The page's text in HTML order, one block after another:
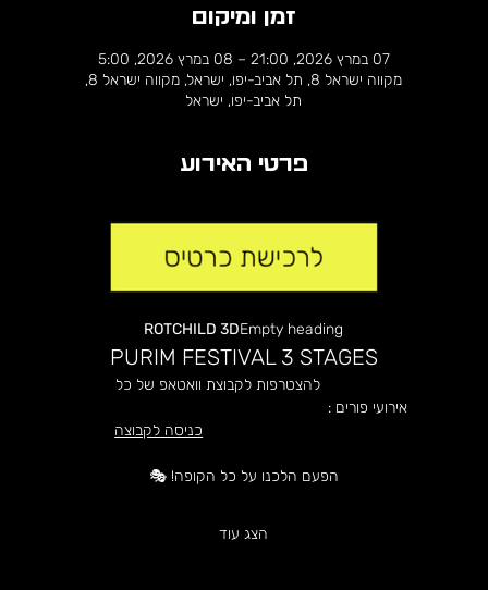
זמן ומיקום
07 במרץ 2026, 21:00 – 08 במרץ 2026, 5:00
מקווה ישראל 8, תל אביב-יפו, ישראל, מקווה ישראל 8,
תל אביב-יפו, ישראל
פרטי האירוע
ROTCHILD 3DEmpty heading
PURIM FESTIVAL 3 STAGES
להצטרפות לקבוצת וואטאפ של כל
אירועי פורים :
כניסה לקבוצה
הפעם הלכנו על כל הקופה! 🎭
הצג עוד